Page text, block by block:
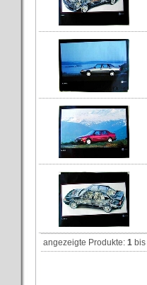
angezeigte Produkte: 1bis